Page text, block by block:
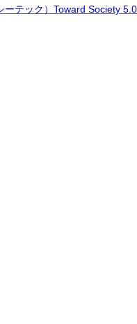
ーテック）Toward Society